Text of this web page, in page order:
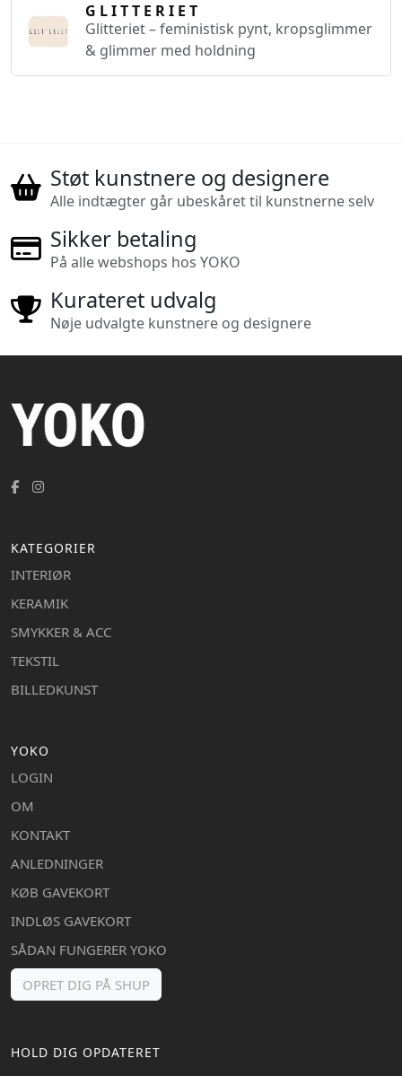
G L I T T E R I E T
Glitteriet – feministisk pynt, kropsglimmer
& glimmer med holdning
Støt kunstnere og designere
Alle indtægter går ubeskåret til kunstnerne selv
Sikker betaling
På alle webshops hos YOKO
Kurateret udvalg
Nøje udvalgte kunstnere og designere
KATEGORIER
INTERIØR
KERAMIK
SMYKKER & ACC
TEKSTIL
BILLEDKUNST
YOKO
LOGIN
OM
KONTAKT
ANLEDNINGER
KØB GAVEKORT
INDLØS GAVEKORT
SÅDAN FUNGERER YOKO
OPRET DIG PÅ SHUP
HOLD DIG OPDATERET